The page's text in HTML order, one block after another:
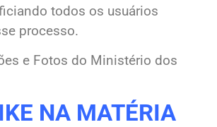
todos os usuários
processo.
e Fotos do Ministério dos
NA MATÉRIA